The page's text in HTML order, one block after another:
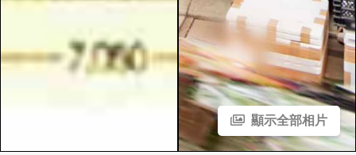
顯示全部相片